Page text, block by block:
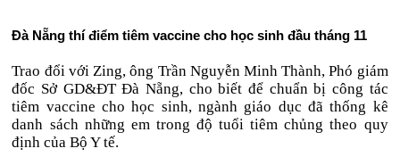
Đà Nẵng thí điểm tiêm vaccine cho học sinh đầu tháng 11
Trao đổi với Zing, ông Trần Nguyễn Minh Thành, Phó giám
đốc Sở GD&ĐT Đà Nẵng, cho biết để chuẩn bị công tác
tiêm vaccine cho học sinh, ngành giáo dục đã thống kê
danh sách những em trong độ tuổi tiêm chủng theo quy
định của Bộ Y tế.